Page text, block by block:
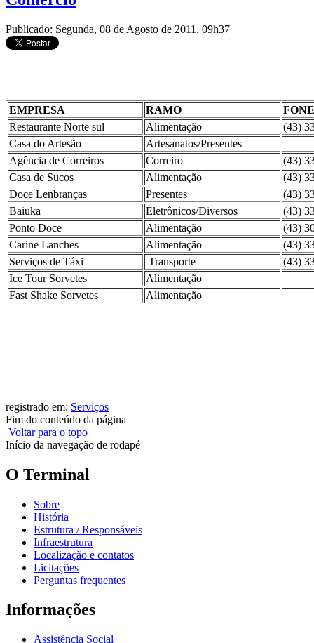
Publicado: Segunda, 08 de Agosto de 2011, 09h37
EMPRESA RAMO
FONE
Restaurante Norte sul
Alimentação
(43)
Casa do Artesão
Artesanatos/Presentes
Agência de Correiros
Correiro
(43)
Casa de Sucos
Alimentação
(43)
Doce Lenbranças
Presentes
(43)
Baiuka
Eletrônicos/Diversos
(43)
Ponto Doce
Alimentação
(43)
Carine Lanches
Alimentação
(43)
Serviços de Táxi
Transporte
(43)
Ice Tour Sorvetes
Alimentação
Fast Shake Sorvetes
Alimentação
registrado em: Serviços
Fim do conteúdo da página
Voltar para o topo
Início da navegação de rodapé
O Terminal
Sobre
História
Estrutura / Responsáveis
Infraestrutura
Localização e contatos
Licitações
Perguntas frequentes
Informações
Assistência Social